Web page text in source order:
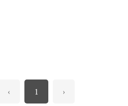
‹ 1 ›